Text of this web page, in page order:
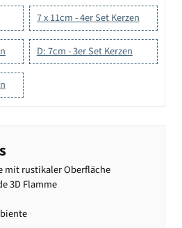
7 x 11cm - 4er Set Kerzen
D: 7cm - 3er Set Kerzen
mit rustikaler Oberfläche
3D Flamme